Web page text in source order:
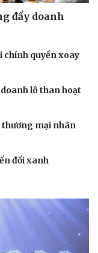
đẩy doanh
chính quyền xoay
lô than hoạt
thương mại nhãn
đổi xanh